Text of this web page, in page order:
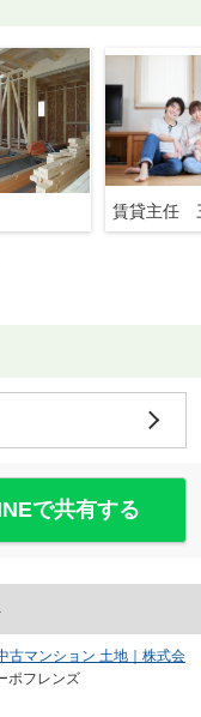
賃貸主任
で共有する
古マンション 土地｜株式会
ポフレンズ